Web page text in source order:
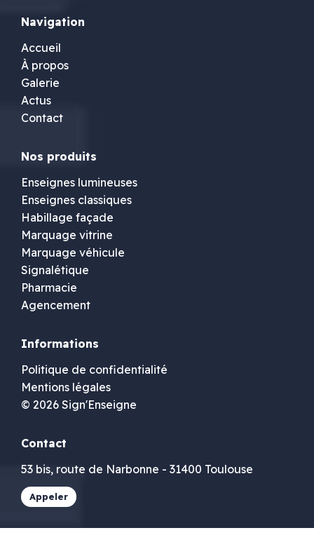
Navigation
Accueil
À propos
Galerie
Actus
Contact
Nos produits
Enseignes lumineuses
Enseignes classiques
Habillage façade
Marquage vitrine
Marquage véhicule
Signalétique
Pharmacie
Agencement
Informations
Politique de confidentialité
Mentions légales
© 2026 Sign'Enseigne
Contact
53 bis, route de Narbonne - 31400 Toulouse
Appeler